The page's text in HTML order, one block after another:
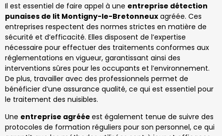
Il est essentiel de faire appel à une entreprise détection
punaises de lit Montigny-le-Bretonneux agréée. Ces
entreprises respectent des normes strictes en matière de
sécurité et d’efficacité. Elles disposent de l’expertise
nécessaire pour effectuer des traitements conformes aux
réglementations en vigueur, garantissant ainsi des
interventions sûres pour les occupants et l’environnement.
De plus, travailler avec des professionnels permet de
bénéficier d’une assurance qualité, ce qui est essentiel pour
le traitement des nuisibles.
Une entreprise agréée est également tenue de suivre des
protocoles de formation réguliers pour son personnel, ce qui